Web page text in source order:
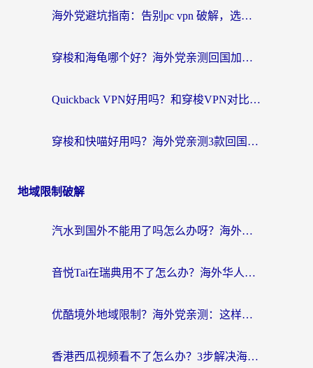
海外党避坑指南：告别pc vpn 破解，选对回国加速器轻松访问国内资源
穿梭和海龟哪个好？海外党亲测回国加速器，附电脑免费VPN推荐
Quickback VPN好用吗？和穿梭VPN对比哪个回国效果更好？海外党必看的真实测评与选择指南
穿梭和快喵好用吗？海外党亲测3款回国加速器，附日本回国VPN避坑指南
地域限制破解
汽水到国外不能用了吗怎么办呀？海外党追剧看片的救星在这里！
音悦Tai在瑞典用不了怎么办？海外华人追剧听歌的实用指南
优酷境外地域限制？海外党亲测：这样看国内剧再也不卡（附3个实用场景解决）
香港西瓜视频看不了怎么办？3步解决海外追剧难题，附靠谱加速器推荐